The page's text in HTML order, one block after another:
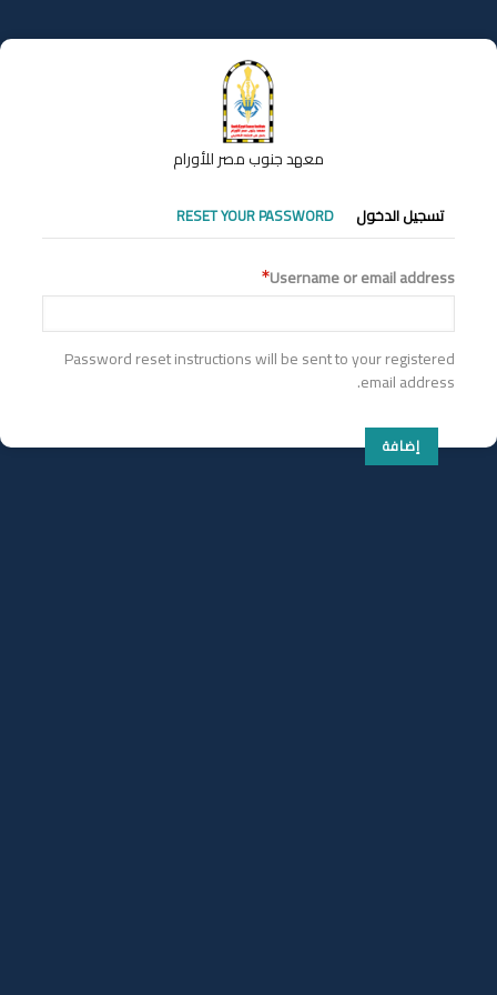
إلى
المحتوى
معهد جنوب مصر للأورام
التبويبات
الأساسية
تسجيل الدخول RESET YOUR PASSWORD
Username or email address
Password reset instructions will be sent to your registered
email address.